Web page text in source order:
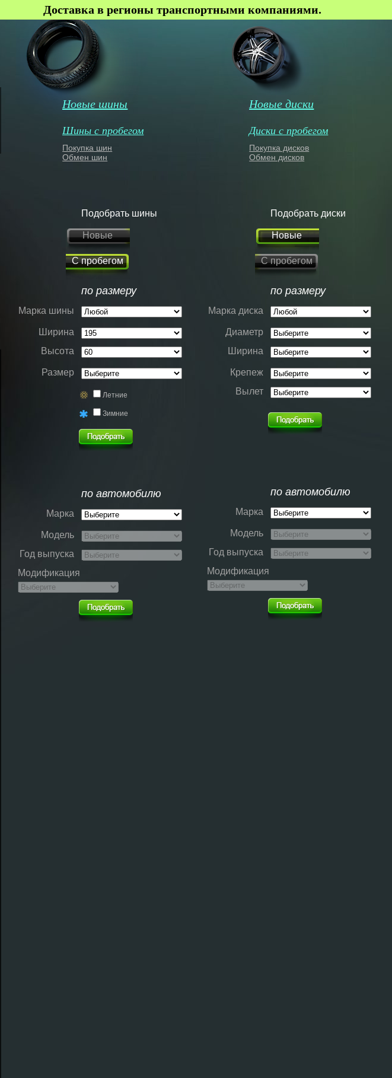
Доставка в регионы транспортными компаниями.
Новые шины
Шины с пробегом
Покупка шин
Обмен шин
Новые диски
Диски с пробегом
Покупка дисков
Обмен дисков
Подобрать шины
Новые
С пробегом
по размеру
Марка шины
Ширина
Высота
Размер
Летние
Зимние
по автомобилю
Марка
Модель
Год выпуска
Модификация
Подобрать диски
Новые
С пробегом
по размеру
Марка диска
Диаметр
Ширина
Крепеж
Вылет
по автомобилю
Марка
Модель
Год выпуска
Модификация